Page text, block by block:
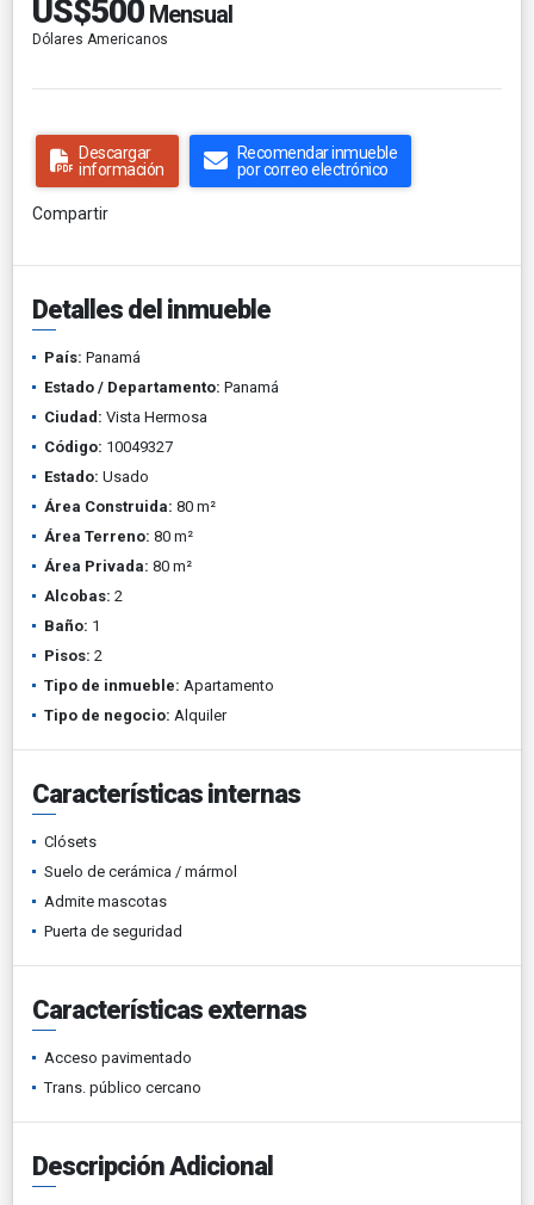
US$500 Mensual
Dólares Americanos
Descargar
información
Recomendar inmueble
por correo electrónico
Compartir
Detalles del inmueble
País: Panamá
Estado / Departamento: Panamá
Ciudad: Vista Hermosa
Código: 10049327
Estado: Usado
Área Construida: 80 m²
Área Terreno: 80 m²
Área Privada: 80 m²
Alcobas: 2
Baño: 1
Pisos: 2
Tipo de inmueble: Apartamento
Tipo de negocio: Alquiler
Características internas
Clósets
Suelo de cerámica / mármol
Admite mascotas
Puerta de seguridad
Características externas
Acceso pavimentado
Trans. público cercano
Descripción Adicional